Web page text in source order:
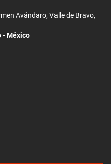
Avándaro, Valle de Bravo,
- México